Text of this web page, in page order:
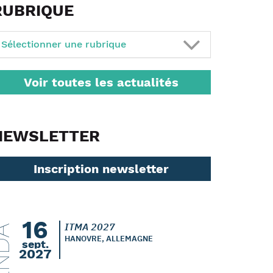
Sélectionner une rubrique
Voir toutes les actualités
Inscription newsletter
16
sept.
2027
ITMA 2027
HANOVRE, ALLEMAGNE